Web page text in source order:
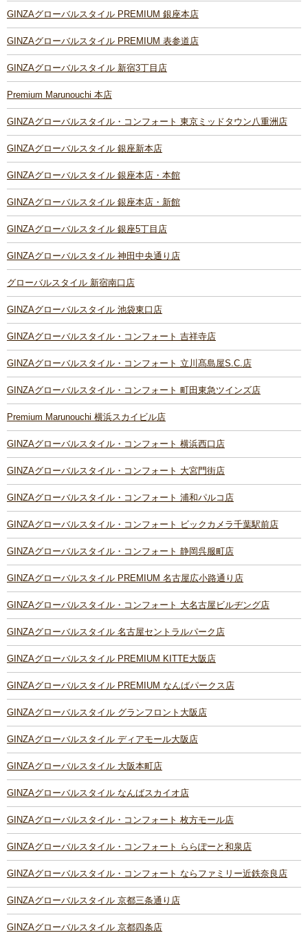
GINZAグローバルスタイル PREMIUM 銀座本店
GINZAグローバルスタイル PREMIUM 表参道店
GINZAグローバルスタイル 新宿3丁目店
Premium Marunouchi 本店
GINZAグローバルスタイル・コンフォート 東京ミッドタウン八重洲店
GINZAグローバルスタイル 銀座新本店
GINZAグローバルスタイル 銀座本店・本館
GINZAグローバルスタイル 銀座本店・新館
GINZAグローバルスタイル 銀座5丁目店
GINZAグローバルスタイル 神田中央通り店
グローバルスタイル 新宿南口店
GINZAグローバルスタイル 池袋東口店
GINZAグローバルスタイル・コンフォート 吉祥寺店
GINZAグローバルスタイル・コンフォート 立川髙島屋S.C.店
GINZAグローバルスタイル・コンフォート 町田東急ツインズ店
Premium Marunouchi 横浜スカイビル店
GINZAグローバルスタイル・コンフォート 横浜西口店
GINZAグローバルスタイル・コンフォート 大宮門街店
GINZAグローバルスタイル・コンフォート 浦和パルコ店
GINZAグローバルスタイル・コンフォート ビックカメラ千葉駅前店
GINZAグローバルスタイル・コンフォート 静岡呉服町店
GINZAグローバルスタイル PREMIUM 名古屋広小路通り店
GINZAグローバルスタイル・コンフォート 大名古屋ビルヂング店
GINZAグローバルスタイル 名古屋セントラルパーク店
GINZAグローバルスタイル PREMIUM KITTE大阪店
GINZAグローバルスタイル PREMIUM なんばパークス店
GINZAグローバルスタイル グランフロント大阪店
GINZAグローバルスタイル ディアモール大阪店
GINZAグローバルスタイル 大阪本町店
GINZAグローバルスタイル なんばスカイオ店
GINZAグローバルスタイル・コンフォート 枚方モール店
GINZAグローバルスタイル・コンフォート ららぽーと和泉店
GINZAグローバルスタイル・コンフォート ならファミリー近鉄奈良店
GINZAグローバルスタイル 京都三条通り店
GINZAグローバルスタイル 京都四条店